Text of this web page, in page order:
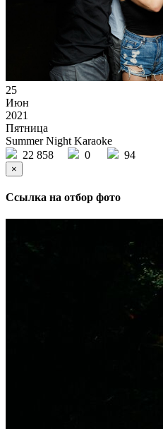
25
Июн
2021
Пятница
Summer Night Karaoke
22 858
0 94
×
Ссылка на отбор фото